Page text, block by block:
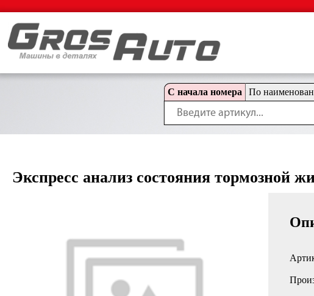
С начала номера По
Экспресс анализ состояния тормозной